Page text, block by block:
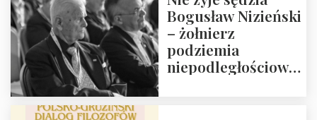
Bogusław Nizieński
– żołnierz
podziemia
niepodległościowego